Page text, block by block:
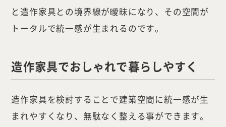
と造作家具との境界線が曖昧になり、その空間が
トータルで統一感が生まれるのです。
造作家具でおしゃれで暮らしやすく
造作家具を検討することで建築空間に統一感が生
まれやすくなり、無駄なく整える事ができます。
〒657-0831